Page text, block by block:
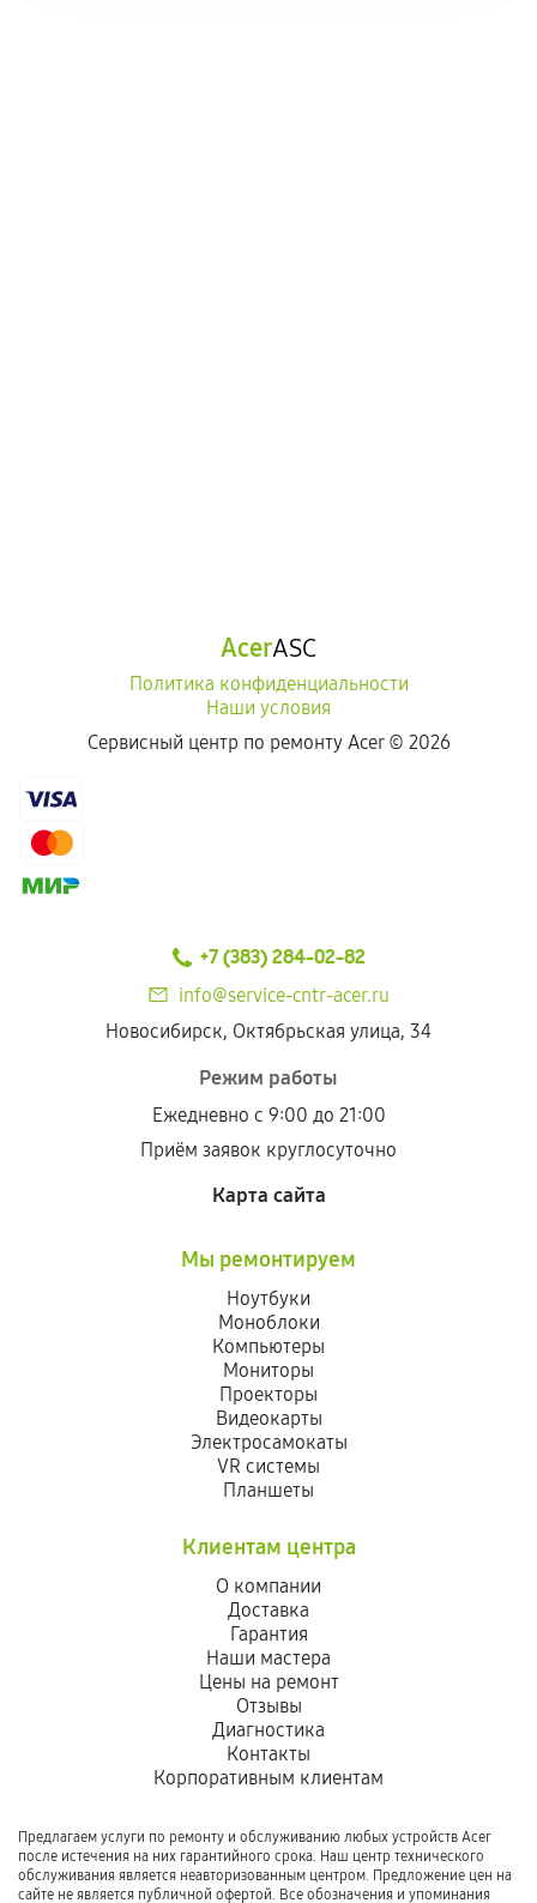
AcerASC
Политика конфиденциальности
Наши условия
Сервисный центр по ремонту Acer © 2026
+7 (383) 284-02-82
info@service-cntr-acer.ru
Новосибирск, Октябрьская улица, 34
Режим работы
Ежедневно с 9:00 до 21:00
Приём заявок круглосуточно
Карта сайта
Мы ремонтируем
Ноутбуки
Моноблоки
Компьютеры
Мониторы
Проекторы
Видеокарты
Электросамокаты
VR системы
Планшеты
Клиентам центра
О компании
Доставка
Гарантия
Наши мастера
Цены на ремонт
Отзывы
Диагностика
Контакты
Корпоративным клиентам
Предлагаем услуги по ремонту и обслуживанию любых устройств Acer
после истечения на них гарантийного срока. Наш центр технического
обслуживания является неавторизованным центром. Предложение цен на
сайте не является публичной офертой. Все обозначения и упоминания